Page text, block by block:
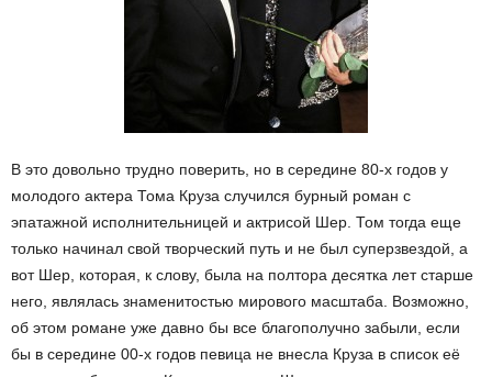
В это довольно трудно поверить, но в середине 80-х годов у
молодого актера Тома Круза случился бурный роман с
эпатажной исполнительницей и актрисой Шер. Том тогда еще
только начинал свой творческий путь и не был суперзвездой, а
вот Шер, которая, к слову, была на полтора десятка лет старше
него, являлась знаменитостью мирового масштаба. Возможно,
об этом романе уже давно бы все благополучно забыли, если
бы в середине 00-х годов певица не внесла Круза в список её